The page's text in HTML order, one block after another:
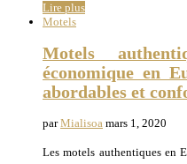
Lire plus
Motels
Motels
économique en
abordables et
parMialisoa mars 1, 2020
Les motels authentiques en